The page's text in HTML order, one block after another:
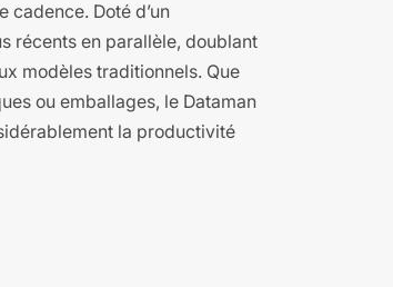
cadence. Doté d’un
récents en parallèle, doublant
modèles traditionnels. Que
ou emballages, le Dataman
la productivité